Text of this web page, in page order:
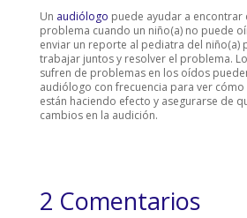
Un audiólogo puede ayudar a encontrar
problema cuando un niño(a) no puede
enviar un reporte al pediatra del niño(a)
trabajar juntos y resolver el problema.
sufren de problemas en los oídos
audiólogo con frecuencia para ver
están haciendo efecto y asegurarse de
cambios en la audición.
2 Comentarios